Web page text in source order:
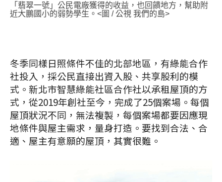
「翡翠一號」公民電廠獲得的收益，也回饋地方，幫助附
近大鵬國小的弱勢學生。<圖 / 公視 我們的島>
冬季同樣日照條件不佳的北部地區，有綠能合作
社投入，採公民直接出資入股、共享股利的模
式。新北市智慧綠能社區合作社以承租屋頂的方
式，從2019年創社至今，完成了25個案場。每個
屋頂狀況不同，無法複製，每個案場都要因應現
地條件與屋主需求，量身打造。要找到合法、合
適、屋主有意願的屋頂，其實很難。